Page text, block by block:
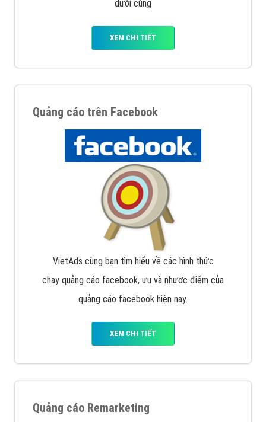
Quảng cáo trên Google
Google Ads là hình thức quảng cáo của Google được
tài trợ có chữ Ad gồm 4 ví trí trên cùng và 3 vị trí
dưới cùng
Quảng cáo trên Facebook